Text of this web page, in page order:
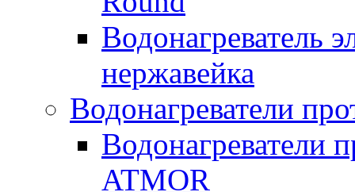
Водонагреватель
нержавейка
Водонагреватели
Водонагреватели
ATMOR